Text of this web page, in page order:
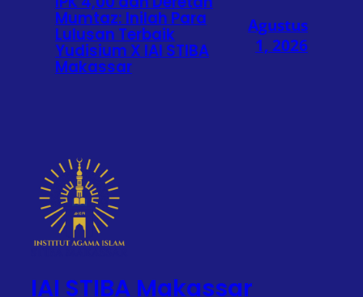
Mumtaz: Inilah Para
Lulusan Terbaik
Yudisium X IAI STIBA
Makassar
Agustus
1, 2026
IAI STIBA Makassar